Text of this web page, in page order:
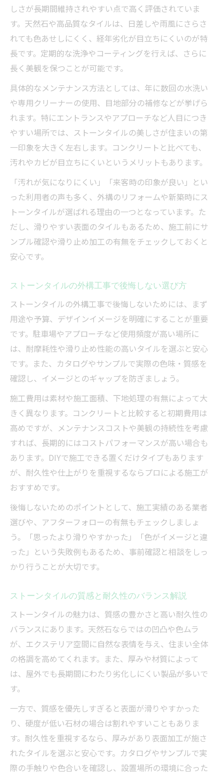
しさが長期間維持されやすい点で高く評価されていま
す。天然石や高品質なタイルは、日差しや雨風にさらさ
れても色あせしにくく、経年劣化が目立ちにくいのが特
長です。定期的な洗浄やコーティングを行えば、さらに
長く美観を保つことが可能です。
具体的なメンテナンス方法としては、年に数回の水洗い
や専用クリーナーの使用、目地部分の補修などが挙げら
れます。特にエントランスやアプローチなど人目につき
やすい場所では、ストーンタイルの美しさが住まいの第
一印象を大きく左右します。コンクリートと比べても、
汚れやカビが目立ちにくいというメリットもあります。
「汚れが気になりにくい」「来客時の印象が良い」とい
った利用者の声も多く、外構のリフォームや新築時にス
トーンタイルが選ばれる理由の一つとなっています。た
だし、滑りやすい表面のタイルもあるため、施工前にサ
ンプル確認や滑り止め加工の有無をチェックしておくと
安心です。
ストーンタイルの外構工事で後悔しない選び方
ストーンタイルの外構工事で後悔しないためには、まず
用途や予算、デザインイメージを明確にすることが重要
です。駐車場やアプローチなど使用頻度が高い場所に
は、耐摩耗性や滑り止め性能の高いタイルを選ぶと安心
です。また、カタログやサンプルで実際の色味・質感を
確認し、イメージとのギャップを防ぎましょう。
施工費用は素材や施工面積、下地処理の有無によって大
きく異なります。コンクリートと比較すると初期費用は
高めですが、メンテナンスコストや美観の持続性を考慮
すれば、長期的にはコストパフォーマンスが高い場合も
あります。DIYで施工できる置くだけタイプもあります
が、耐久性や仕上がりを重視するならプロによる施工が
おすすめです。
後悔しないためのポイントとして、施工実績のある業者
選びや、アフターフォローの有無もチェックしましょ
う。「思ったより滑りやすかった」「色がイメージと違
った」という失敗例もあるため、事前確認と相談をしっ
かり行うことが大切です。
ストーンタイルの質感と耐久性のバランス解説
ストーンタイルの魅力は、質感の豊かさと高い耐久性の
バランスにあります。天然石ならではの凹凸や色ムラ
が、エクステリア空間に自然な表情を与え、住まい全体
の格調を高めてくれます。また、厚みや材質によって
は、屋外でも長期間にわたり劣化しにくい製品が多いで
す。
一方で、質感を優先しすぎると表面が滑りやすかった
り、硬度が低い石材の場合は割れやすいこともありま
す。耐久性を重視するなら、厚みがあり表面加工が施さ
れたタイルを選ぶと安心です。カタログやサンプルで実
際の手触りや色合いを確認し、設置場所の環境に合った